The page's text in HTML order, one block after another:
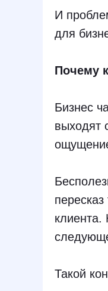
И
для
Почему
Бизнес
выходят
клиента.
Такой